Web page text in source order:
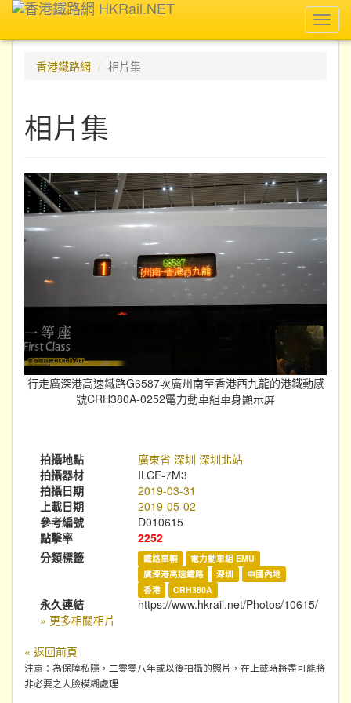
香港鐵路網
相片集
相片集
行走廣深港高速鐵路G6587次廣州南至香港西九龍的港鐵動感
號CRH380A-0252電力動車組車身顯示屏
拍攝地點
廣東省 深圳 深圳北站
拍攝器材
ILCE-7M3
拍攝日期
2019-03-31
上載日期
2019-05-02
參考編號
D010615
點擊率
2252
分類標籤
鐵路車輛
電力動車組 EMU
廣深港高速鐵路
深圳
中國內地
香港
CRH380A
永久連結
https://www.hkrail.net/Photos/10615/
» 更多相關相片
« 返回前頁
注意：為保障私隱，二零零八年或以後拍攝的照片，在上載時將盡可能將
非必要之人臉模糊處理